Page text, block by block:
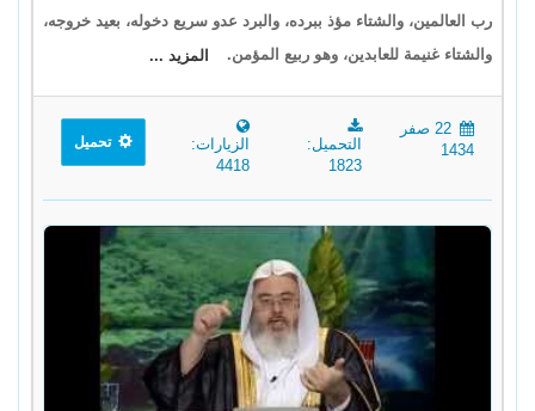
رب العالمين، والشتاء مؤذ ببرده، والبرد عدو سريع دخوله، بعيد خروجه،
والشتاء غنيمة للعابدين، وهو ربيع المؤمن.
المزيد ...
22 صفر
1434
التحميل:
1823
الزيارات:
4418
تحميل